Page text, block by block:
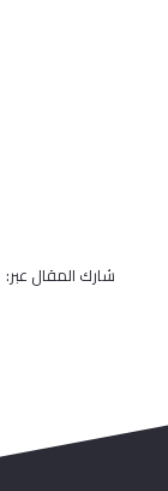
شارك المقال عبر: